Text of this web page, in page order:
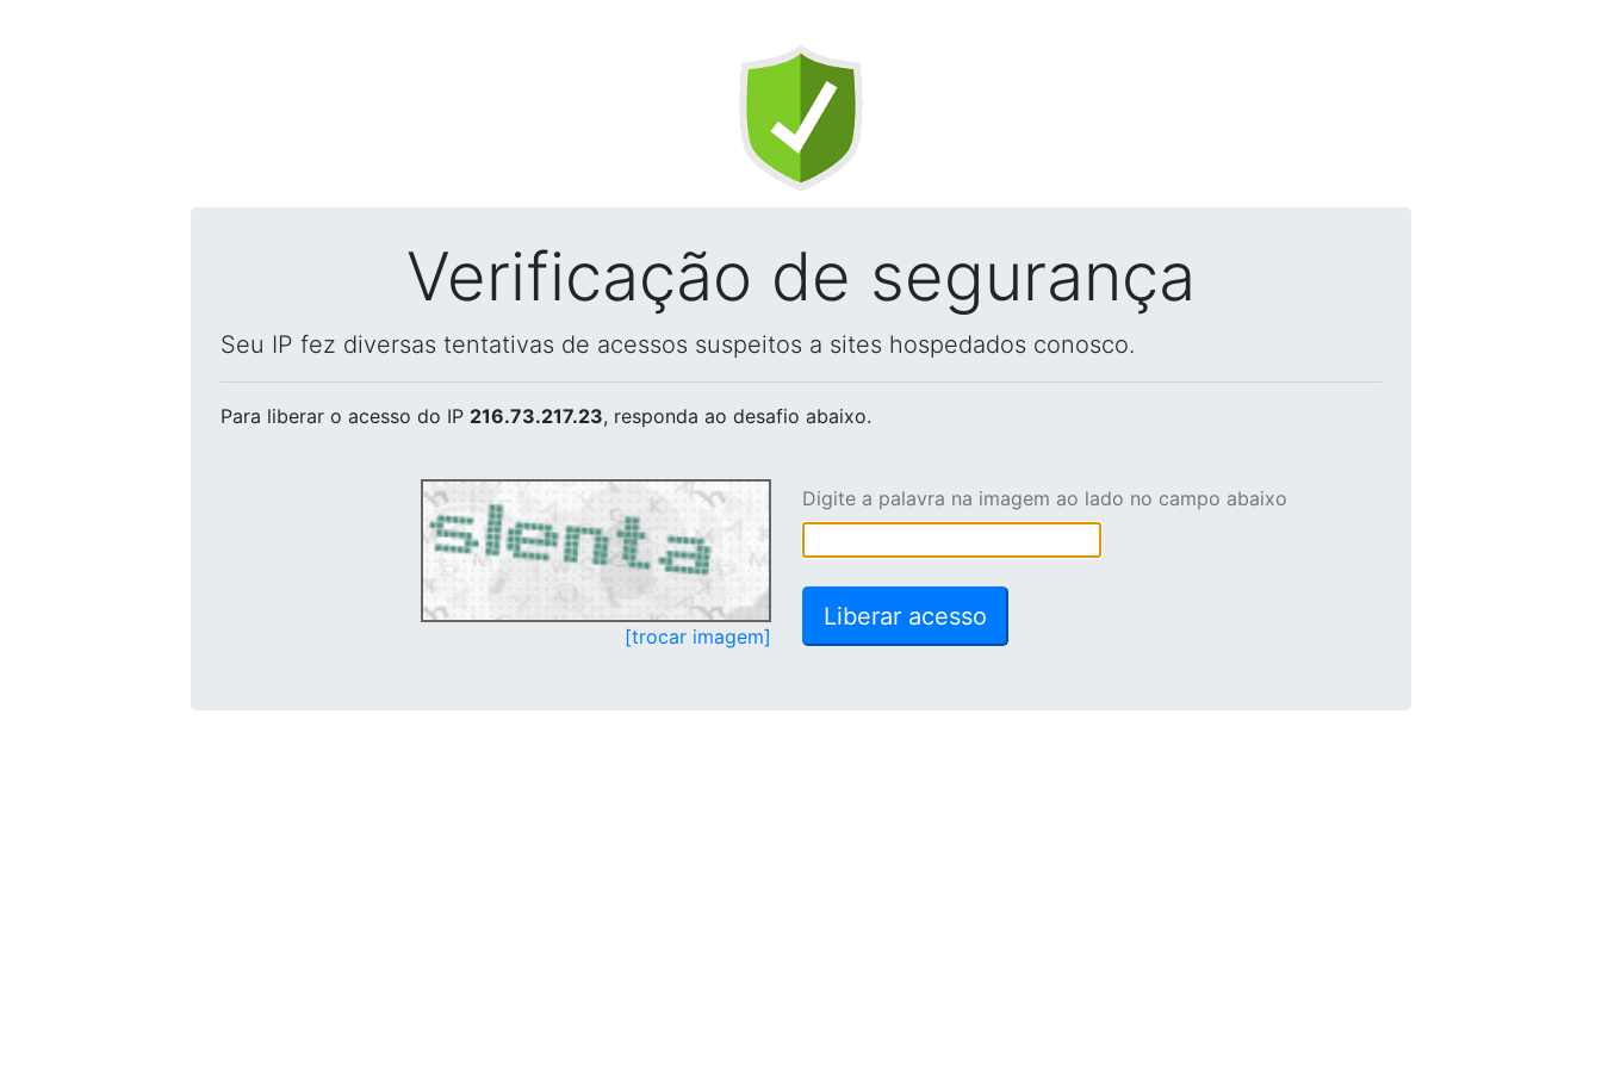
Verificação de segurança
Seu IP fez diversas tentativas de acessos suspeitos a sites hospedados conosco.
Para liberar o acesso do IP 216.73.217.23, responda ao desafio abaixo.
[trocar imagem]
Digite a palavra na imagem ao lado no campo abaixo